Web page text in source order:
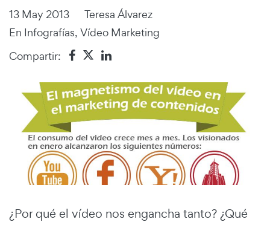
13 May 2013
Teresa Álvarez
En Infografías, Vídeo Marketing
Compartir:
¿Por qué el vídeo nos engancha tanto? ¿Qué